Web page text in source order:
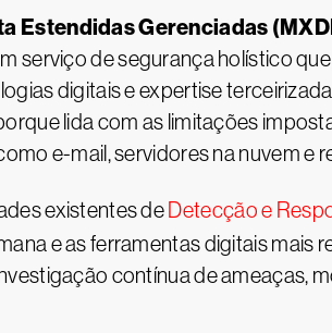
Estendidas Gerenciadas
serviço de segurança holístico
digitais e expertise
lida com as limitações
e-mail, servidores na nuvem e
existentes de Detecção e
e as ferramentas digitais
contínua de ameaças,